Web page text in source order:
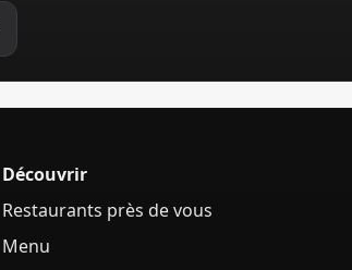
Découvrir
Restaurants près de vous
Menu